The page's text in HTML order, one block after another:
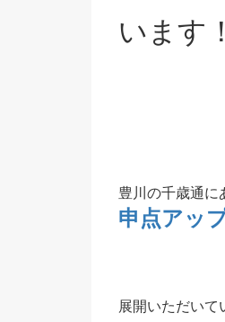
います！
豊川の千歳通に
申点アッ
展開いただいて